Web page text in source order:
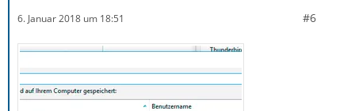
6. Januar 2018 um 18:51 #6